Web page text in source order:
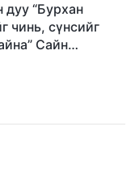
дуу “Бурхан
чинь, сүнсийг
Сайн